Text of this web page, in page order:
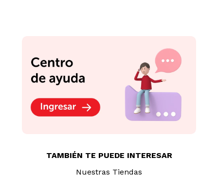
TAMBIÉN TE PUEDE INTERESAR
Nuestras Tiendas